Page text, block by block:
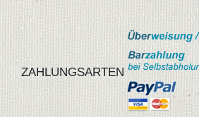
ZAHLUNGSARTEN